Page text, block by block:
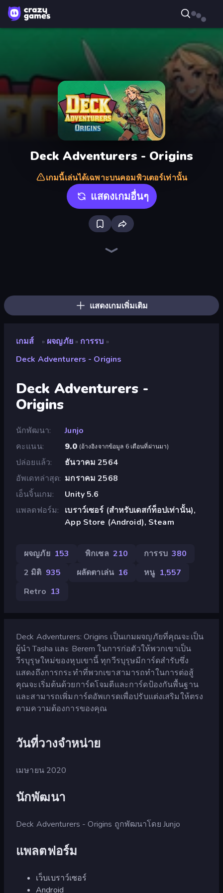
Deck Adventurers - Origins
เกมนี้เล่นได้เฉพาะบนคอมพิวเตอร์เท่านั้น
แสดงเกมอื่นๆ
แสดงเกมเพิ่มเติม
เกมส์ » ผจญภัย » การรบ »
Deck Adventurers - Origins
Deck Adventurers -
Origins
นักพัฒนา
Junjo
คะแนน
9.0 (อ้างอิงจากข้อมูล 6 เดือนที่ผ่านมา)
ปล่อยแล้ว
ธันวาคม 2564
อัพเดทล่าสุด มกราคม 2568
เอ็นจิ้นเกม
Unity 5.6
แพลตฟอร์ม
เบราว์เซอร์ (สำหรับเดสก์ท็อปเท่านั้น),
App Store (Android), Steam
ผจญภัย 153 พิกเซล 210 การรบ 380
2 มิติ 935 ผลัดตาเล่น 16 หนู 1,557
Retro 13
Deck Adventurers: Origins เป็นเกมผจญภัยที่คุณจะเป็น
ผู้นำ Tasha และ Berem ในการก่อตัวให้พวกเขาเป็น
วีรบุรุษใหม่ของหุบเขานี้ ทุกวีรบุรุษมีการ์ดสำรับซึ่ง
แสดงถึงการกระทำที่พวกเขาสามารถทำในการต่อสู้
คุณจะเริ่มต้นด้วยการ์ดโจมตีและการ์ดป้องกันพื้นฐาน
และสามารถเพิ่มการ์ดอัพเกรดเพื่อปรับแต่งเสริมให้ตรง
ตามความต้องการของคุณ
วันที่วางจำหน่าย
เมษายน 2020
นักพัฒนา
Deck Adventurers - Origins ถูกพัฒนาโดย Junjo
แพลตฟอร์ม
เว็บเบราว์เซอร์
Android